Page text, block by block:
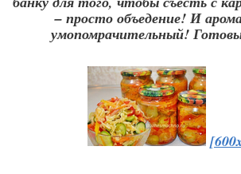
– просто объедение! И
умопомрачительный!